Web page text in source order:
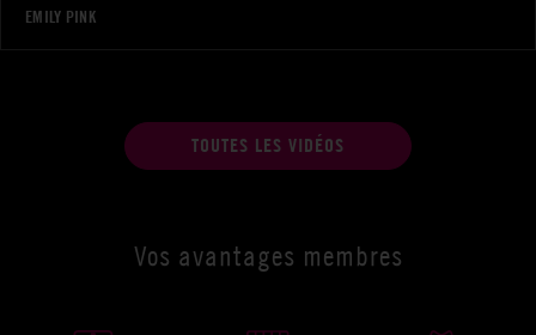
EMILY PINK
TOUTES LES VIDÉOS
Vos avantages membres